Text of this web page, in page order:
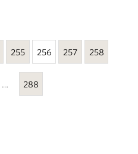
255 256 257 258
… 288